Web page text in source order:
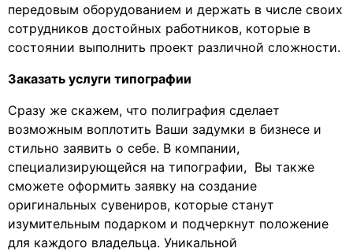
передовым оборудованием и держать в числе своих
сотрудников достойных работников, которые в
состоянии выполнить проект различной сложности.
Заказать услуги типографии
Сразу же скажем, что полиграфия сделает
возможным воплотить Ваши задумки в бизнесе и
стильно заявить о себе. В компании,
специализирующейся на типографии, Вы также
сможете оформить заявку на создание
оригинальных сувениров, которые станут
изумительным подарком и подчеркнут положение
для каждого владельца. Уникальной